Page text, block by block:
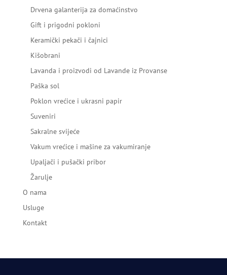
Drvena galanterija za domaćinstvo
Gift i prigodni pokloni
Keramički pekači i čajnici
Kišobrani
Lavanda i proizvodi od Lavande iz Provanse
Paška sol
Poklon vrećice i ukrasni papir
Suveniri
Sakralne svijeće
Vakum vrećice i mašine za vakumiranje
Upaljači i pušački pribor
Žarulje
O nama
Usluge
Kontakt